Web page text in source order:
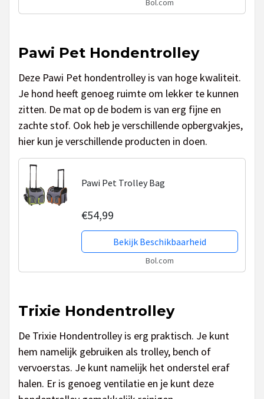
Bol.com
Pawi Pet Hondentrolley
Deze Pawi Pet hondentrolley is van hoge kwaliteit.
Je hond heeft genoeg ruimte om lekker te kunnen
zitten. De mat op de bodem is van erg fijne en
zachte stof. Ook heb je verschillende opbergvakjes,
hier kun je verschillende producten in doen.
Pawi Pet Trolley Bag
€54,99
Bekijk Beschikbaarheid
Bol.com
Trixie Hondentrolley
De Trixie Hondentrolley is erg praktisch. Je kunt
hem namelijk gebruiken als trolley, bench of
vervoerstas. Je kunt namelijk het onderstel eraf
halen. Er is genoeg ventilatie en je kunt deze